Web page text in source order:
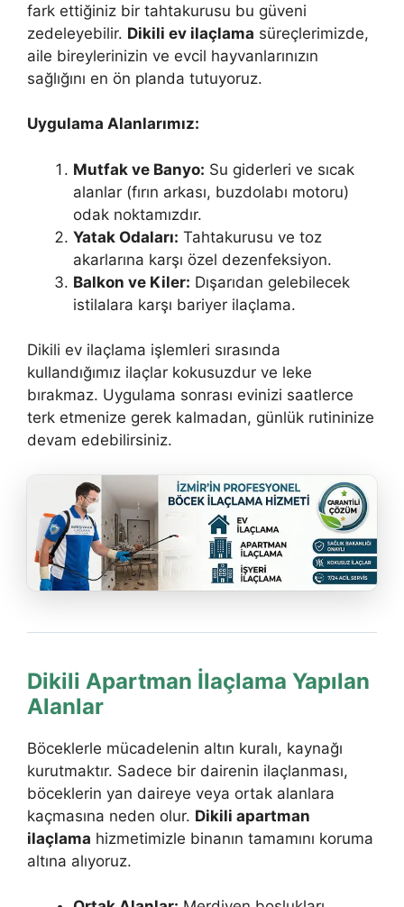
fark ettiğiniz bir tahtakurusu bu güveni
zedeleyebilir. Dikili ev ilaçlama süreçlerimizde,
aile bireylerinizin ve evcil hayvanlarınızın
sağlığını en ön planda tutuyoruz.
Uygulama Alanlarımız:
Mutfak ve Banyo: Su giderleri ve sıcak
alanlar (fırın arkası, buzdolabı motoru)
odak noktamızdır.
Yatak Odaları: Tahtakurusu ve toz
akarlarına karşı özel dezenfeksiyon.
Balkon ve Kiler: Dışarıdan gelebilecek
istilalara karşı bariyer ilaçlama.
Dikili ev ilaçlama işlemleri sırasında
kullandığımız ilaçlar kokusuzdur ve leke
bırakmaz. Uygulama sonrası evinizi saatlerce
terk etmenize gerek kalmadan, günlük rutininize
devam edebilirsiniz.
Dikili Apartman İlaçlama Yapılan
Alanlar
Böceklerle mücadelenin altın kuralı, kaynağı
kurutmaktır. Sadece bir dairenin ilaçlanması,
böceklerin yan daireye veya ortak alanlara
kaçmasına neden olur. Dikili apartman
ilaçlama hizmetimizle binanın tamamını koruma
altına alıyoruz.